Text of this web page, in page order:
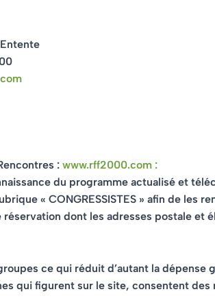
: www.rff2000.com :
du programme actualisé et
« CONGRESSISTES » afin de les
dont les adresses postale et
ce qui réduit d’autant la dépense
qui figurent sur le site, consentent des